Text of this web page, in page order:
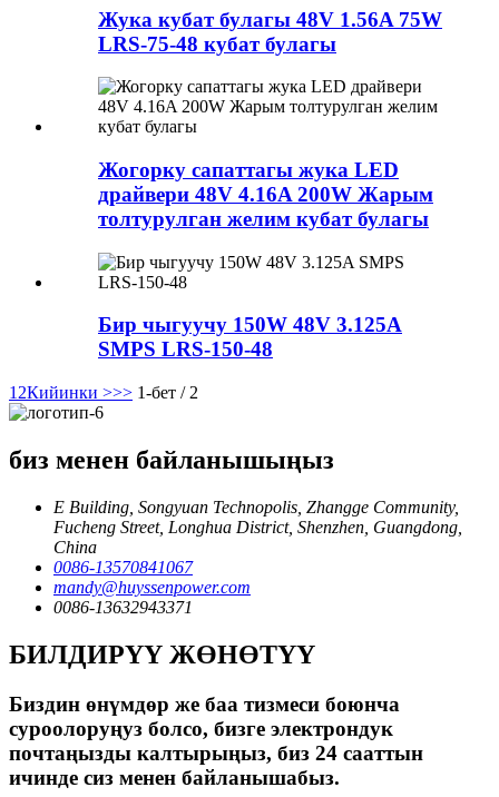
Жука кубат булагы 48V 1.56A 75W
LRS-75-48 кубат булагы
Жогорку сапаттагы жука LED
драйвери 48V 4.16A 200W Жарым
толтурулган желим кубат булагы
Бир чыгуучу 150W 48V 3.125A
SMPS LRS-150-48
1 2Кийинки >>> 1-бет / 2
биз менен байланышыңыз
E Building, Songyuan Technopolis, Zhangge Community,
Fucheng Street, Longhua District, Shenzhen, Guangdong,
China
0086-13570841067
mandy@huyssenpower.com
0086-13632943371
БИЛДИРҮҮ ЖӨНӨТҮҮ
Биздин өнүмдөр же баа тизмеси боюнча
суроолоруңуз болсо, бизге электрондук
почтаңызды калтырыңыз, биз 24 сааттын
ичинде сиз менен байланышабыз.